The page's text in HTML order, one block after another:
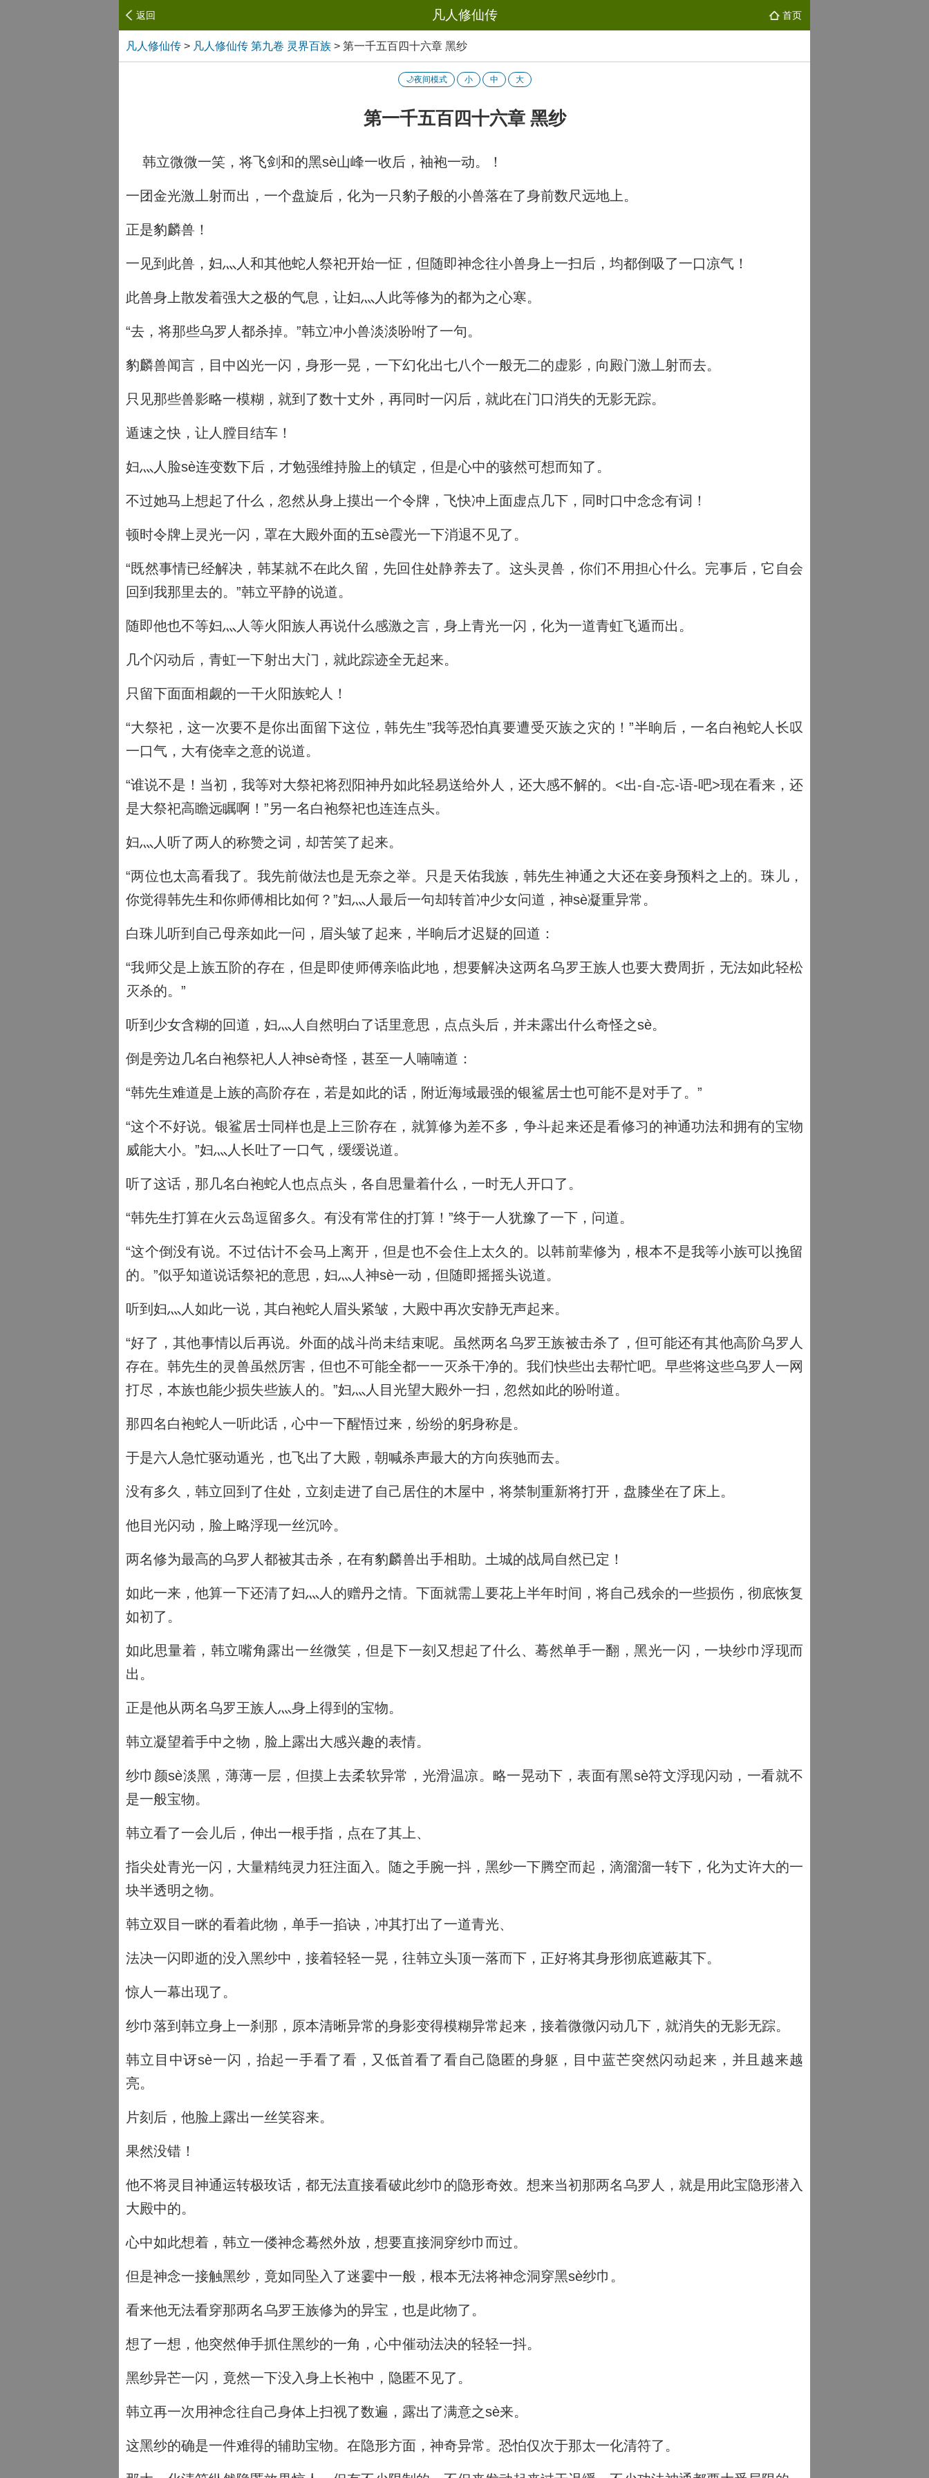
返回 凡人修仙传 首页
凡人修仙传 > 凡人修仙传 第九卷 灵界百族 > 第一千五百四十六章 黑纱
🌙夜间模式 小 中 大
第一千五百四十六章 黑纱
韩立微微一笑，将飞剑和的黑sè山峰一收后，袖袍一动。！
一团金光激丄射而出，一个盘旋后，化为一只豹子般的小兽落在了身前数尺远地上。
正是豹麟兽！
一见到此兽，妇灬人和其他蛇人祭祀开始一怔，但随即神念往小兽身上一扫后，均都倒吸了一口凉气！
此兽身上散发着强大之极的气息，让妇灬人此等修为的都为之心寒。
“去，将那些乌罗人都杀掉。”韩立冲小兽淡淡吩咐了一句。
豹麟兽闻言，目中凶光一闪，身形一晃，一下幻化出七八个一般无二的虚影，向殿门激丄射而去。
只见那些兽影略一模糊，就到了数十丈外，再同时一闪后，就此在门口消失的无影无踪。
遁速之快，让人膛目结车！
妇灬人脸sè连变数下后，才勉强维持脸上的镇定，但是心中的骇然可想而知了。
不过她马上想起了什么，忽然从身上摸出一个令牌，飞快冲上面虚点几下，同时口中念念有词！
顿时令牌上灵光一闪，罩在大殿外面的五sè霞光一下消退不见了。
“既然事情已经解决，韩某就不在此久留，先回住处静养去了。这头灵兽，你们不用担心什么。完事后，它自会
回到我那里去的。”韩立平静的说道。
随即他也不等妇灬人等火阳族人再说什么感激之言，身上青光一闪，化为一道青虹飞遁而出。
几个闪动后，青虹一下射出大门，就此踪迹全无起来。
只留下面面相觑的一干火阳族蛇人！
“大祭祀，这一次要不是你出面留下这位，韩先生”我等恐怕真要遭受灭族之灾的！”半晌后，一名白袍蛇人长叹
一口气，大有侥幸之意的说道。
“谁说不是！当初，我等对大祭祀将烈阳神丹如此轻易送给外人，还大感不解的。<出-自-忘-语-吧>现在看来，还
是大祭祀高瞻远瞩啊！”另一名白袍祭祀也连连点头。
妇灬人听了两人的称赞之词，却苦笑了起来。
“两位也太高看我了。我先前做法也是无奈之举。只是天佑我族，韩先生神通之大还在妾身预料之上的。珠儿，
你觉得韩先生和你师傅相比如何？”妇灬人最后一句却转首冲少女问道，神sè凝重异常。
白珠儿听到自己母亲如此一问，眉头皱了起来，半晌后才迟疑的回道：
“我师父是上族五阶的存在，但是即使师傅亲临此地，想要解决这两名乌罗王族人也要大费周折，无法如此轻松
灭杀的。”
听到少女含糊的回道，妇灬人自然明白了话里意思，点点头后，并未露出什么奇怪之sè。
倒是旁边几名白袍祭祀人人神sè奇怪，甚至一人喃喃道：
“韩先生难道是上族的高阶存在，若是如此的话，附近海域最强的银鲨居士也可能不是对手了。”
“这个不好说。银鲨居士同样也是上三阶存在，就算修为差不多，争斗起来还是看修习的神通功法和拥有的宝物
威能大小。”妇灬人长吐了一口气，缓缓说道。
听了这话，那几名白袍蛇人也点点头，各自思量着什么，一时无人开口了。
“韩先生打算在火云岛逗留多久。有没有常住的打算！”终于一人犹豫了一下，问道。
“这个倒没有说。不过估计不会马上离开，但是也不会住上太久的。以韩前辈修为，根本不是我等小族可以挽留
的。”似乎知道说话祭祀的意思，妇灬人神sè一动，但随即摇摇头说道。
听到妇灬人如此一说，其白袍蛇人眉头紧皱，大殿中再次安静无声起来。
“好了，其他事情以后再说。外面的战斗尚未结束呢。虽然两名乌罗王族被击杀了，但可能还有其他高阶乌罗人
存在。韩先生的灵兽虽然厉害，但也不可能全都一一灭杀干净的。我们快些出去帮忙吧。早些将这些乌罗人一网
打尽，本族也能少损失些族人的。”妇灬人目光望大殿外一扫，忽然如此的吩咐道。
那四名白袍蛇人一听此话，心中一下醒悟过来，纷纷的躬身称是。
于是六人急忙驱动遁光，也飞出了大殿，朝喊杀声最大的方向疾驰而去。
没有多久，韩立回到了住处，立刻走进了自己居住的木屋中，将禁制重新将打开，盘膝坐在了床上。
他目光闪动，脸上略浮现一丝沉吟。
两名修为最高的乌罗人都被其击杀，在有豹麟兽出手相助。土城的战局自然已定！
如此一来，他算一下还清了妇灬人的赠丹之情。下面就需丄要花上半年时间，将自己残余的一些损伤，彻底恢复
如初了。
如此思量着，韩立嘴角露出一丝微笑，但是下一刻又想起了什么、蓦然单手一翻，黑光一闪，一块纱巾浮现而
出。
正是他从两名乌罗王族人灬身上得到的宝物。
韩立凝望着手中之物，脸上露出大感兴趣的表情。
纱巾颜sè淡黑，薄薄一层，但摸上去柔软异常，光滑温凉。略一晃动下，表面有黑sè符文浮现闪动，一看就不
是一般宝物。
韩立看了一会儿后，伸出一根手指，点在了其上、
指尖处青光一闪，大量精纯灵力狂注面入。随之手腕一抖，黑纱一下腾空而起，滴溜溜一转下，化为丈许大的一
块半透明之物。
韩立双目一眯的看着此物，单手一掐诀，冲其打出了一道青光、
法决一闪即逝的没入黑纱中，接着轻轻一晃，往韩立头顶一落而下，正好将其身形彻底遮蔽其下。
惊人一幕出现了。
纱巾落到韩立身上一刹那，原本清晰异常的身影变得模糊异常起来，接着微微闪动几下，就消失的无影无踪。
韩立目中讶sè一闪，抬起一手看了看，又低首看了看自己隐匿的身躯，目中蓝芒突然闪动起来，并且越来越
亮。
片刻后，他脸上露出一丝笑容来。
果然没错！
他不将灵目神通运转极玫话，都无法直接看破此纱巾的隐形奇效。想来当初那两名乌罗人，就是用此宝隐形潜入
大殿中的。
心中如此想着，韩立一偻神念蓦然外放，想要直接洞穿纱巾而过。
但是神念一接触黑纱，竟如同坠入了迷霎中一般，根本无法将神念洞穿黑sè纱巾。
看来他无法看穿那两名乌罗王族修为的异宝，也是此物了。
想了一想，他突然伸手抓住黑纱的一角，心中催动法决的轻轻一抖。
黑纱异芒一闪，竟然一下没入身上长袍中，隐匿不见了。
韩立再一次用神念往自己身体上扫视了数遍，露出了满意之sè来。
这黑纱的确是一件难得的辅助宝物。在隐形方面，神奇异常。恐怕仅次于那太一化清符了。